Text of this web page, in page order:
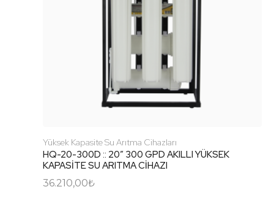
Yüksek Kapasite Su Arıtma Cihazları
HQ-20-300D :: 20″ 300 GPD AKILLI YÜKSEK
KAPASİTE SU ARITMA CİHAZI
36.210,00₺